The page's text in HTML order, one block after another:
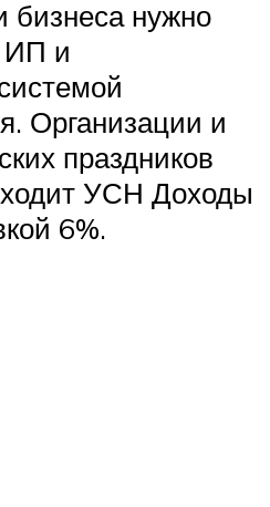
бизнеса нужно
ИП и
Организации и
праздников
УСН Доходы
6%.